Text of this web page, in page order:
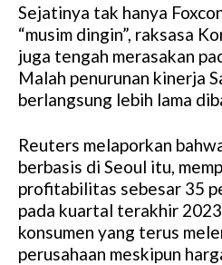
Sejatinya tak hanya
“musim dingin”, raksasa
juga tengah merasakan
Malah penurunan kinerja
berlangsung lebih lama
Reuters melaporkan
berbasis di Seoul itu,
profitabilitas sebesar 35
pada kuartal terakhir
konsumen yang terus
perusahaan meskipun